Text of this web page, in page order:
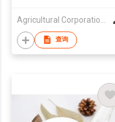
查询